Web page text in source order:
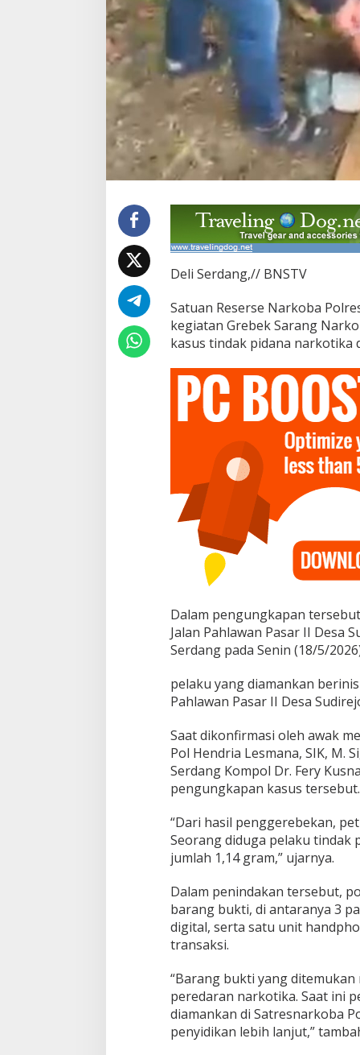
s
u
s
N
a
r
k
t
a
,
e
l
k
d
n
B
a
r
a
n
g
B
u
S
b
d
i
A
m
n
k
Deli Serdang,// BNSTV
Satuan Reserse Narkoba
kegiatan Grebek Sarang
kasus tindak pidana narkotika
Dalam pengungkapan
Jalan Pahlawan Pasar II Desa
Serdang pada Senin (18/5/
pelaku yang diamankan
Pahlawan Pasar II Desa
Saat dikonfirmasi oleh awak
Pol Hendria Lesmana, SIK, M.
Serdang Kompol Dr. Fery
pengungkapan kasus tersebut.
“Dari hasil penggerebekan,
Seorang diduga pelaku tindak
jumlah 1,14 gram,” ujarnya.
Dalam penindakan tersebut,
barang bukti, di antaranya 3
digital, serta satu unit
transaksi.
“Barang bukti yang
peredaran narkotika. Saat ini
diamankan di Satresnarkoba
penyidikan lebih lanjut,”